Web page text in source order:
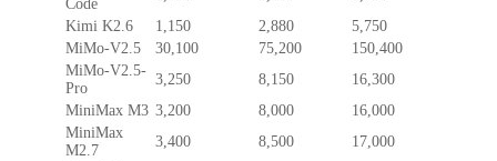
Code
Kimi K2.6
1,150 2,880
5,750
MiMo-V2.5
30,100 75,200
150,400
MiMo-V2.5-
Pro
3,250 8,150
16,300
MiniMax M3 3,200 8,000
16,000
MiniMax
M2.7
3,400 8,500
17,000